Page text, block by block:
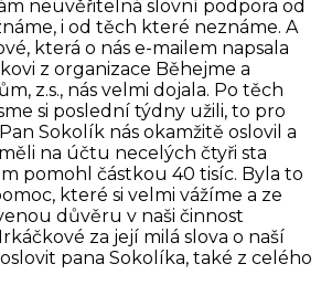
neuvěřitelná slovní podpora od
i od těch které neznáme. A
která o nás e-mailem napsala
z organizace Běhejme a
z.s., nás velmi dojala. Po těch
si poslední týdny užili, to pro
Sokolík nás okamžitě oslovil a
na účtu necelých čtyři sta
pomohl částkou 40 tisíc. Byla to
které si velmi vážíme a ze
důvěru v naši činnost
za její milá slova o naší
pana Sokolíka, také z celého